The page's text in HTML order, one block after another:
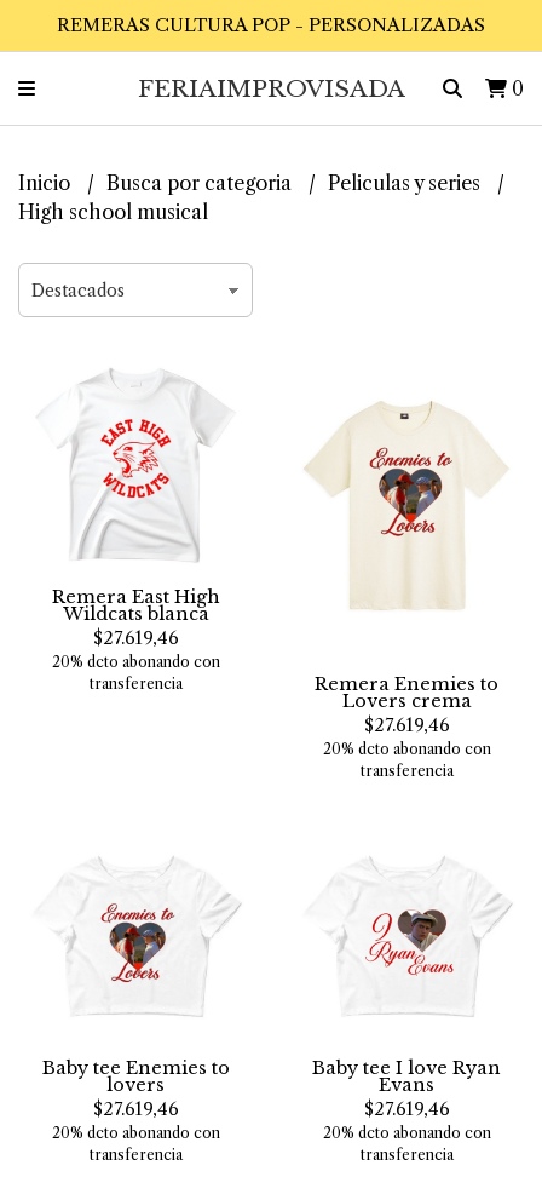
REMERAS CULTURA POP - PERSONALIZADAS
FERIAIMPROVISADA 0
Inicio Busca por categoria
Peliculas y series
High school musical
Remera East High
Wildcats blanca
$27.619,46
20% dcto abonando con
transferencia
Remera Enemies to
Lovers crema
$27.619,46
20% dcto abonando con
transferencia
Baby tee Enemies to
lovers
$27.619,46
20% dcto abonando con
transferencia
Baby tee I love Ryan
Evans
$27.619,46
20% dcto abonando con
transferencia